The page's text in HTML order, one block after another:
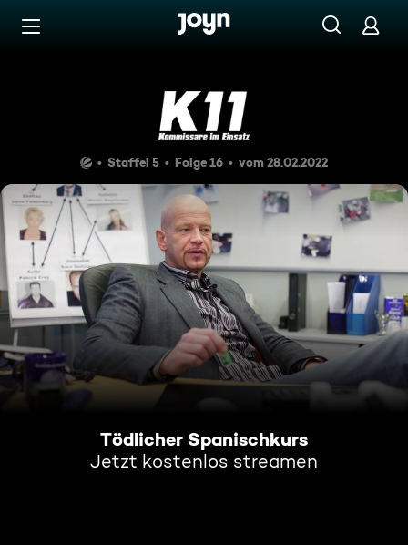
Zum Inhalt springen
Tödlicher Spanischkurs
Staffel 5 Folge 16 vom 28.02.2022
Tödlicher Spanischkurs
Jetzt kostenlos streamen